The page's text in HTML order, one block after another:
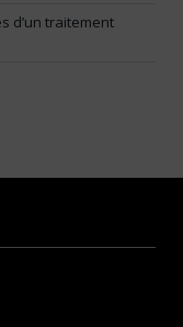
d’un traitement